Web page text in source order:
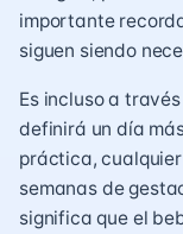
importante
siguen siendo
Es incluso a
definirá un día
práctica,
semanas de
significa que el